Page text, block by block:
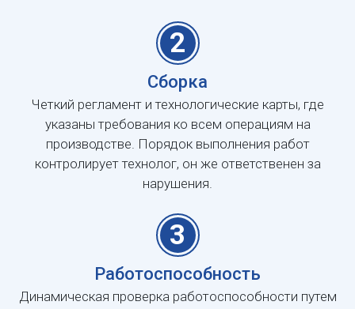
2
Сборка
Четкий регламент и технологические карты, где
указаны требования ко всем операциям на
производстве. Порядок выполнения работ
контролирует технолог, он же ответственен за
нарушения.
3
Работоспособность
Динамическая проверка работоспособности путем